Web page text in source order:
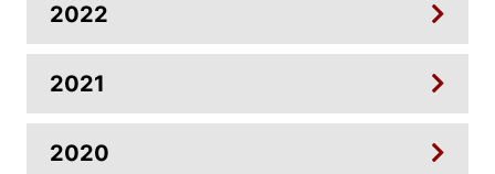
2022
2021
2020